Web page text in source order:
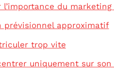
l’importance du
prévisionnel approximatif
trop vite
uniquement sur